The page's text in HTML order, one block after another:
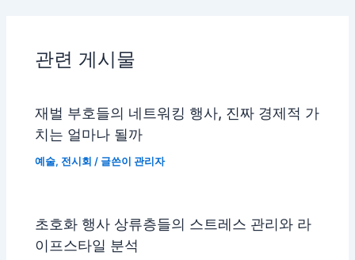
관련 게시물
재벌 부호들의 네트워킹 행사, 진짜 경제적 가
치는 얼마나 될까
예술, 전시회 / 글쓴이관리자
초호화 행사 상류층들의 스트레스 관리와 라
이프스타일 분석